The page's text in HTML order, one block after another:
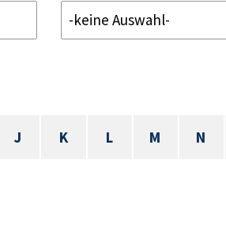
J K L M N